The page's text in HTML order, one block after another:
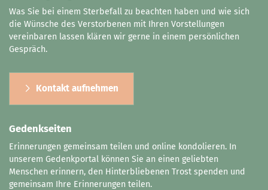
Was Sie bei einem Sterbefall zu beachten haben und wie sich
die Wünsche des Verstorbenen mit Ihren Vorstellungen
vereinbaren lassen klären wir gerne in einem persönlichen
Gespräch.
Kontakt aufnehmen
Gedenkseiten
Erinnerungen gemeinsam teilen und online kondolieren. In
unserem Gedenkportal können Sie an einen geliebten
Menschen erinnern, den Hinterbliebenen Trost spenden und
gemeinsam Ihre Erinnerungen teilen.